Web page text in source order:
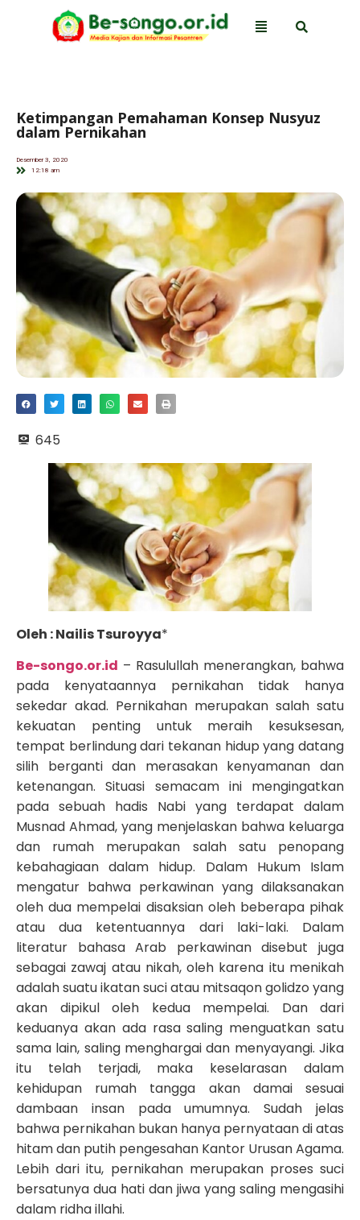
Ketimpangan Pemahaman Konsep Nusyuz
dalam Pernikahan
Desember 3, 2020
12:18 am
645
Oleh : Nailis Tsuroyya*
Be-songo.or.id – Rasulullah menerangkan, bahwa
pada kenyataannya pernikahan tidak hanya
sekedar akad. Pernikahan merupakan salah satu
kekuatan penting untuk meraih kesuksesan,
tempat berlindung dari tekanan hidup yang datang
silih berganti dan merasakan kenyamanan dan
ketenangan. Situasi semacam ini mengingatkan
pada sebuah hadis Nabi yang terdapat dalam
Musnad Ahmad, yang menjelaskan bahwa keluarga
dan rumah merupakan salah satu penopang
kebahagiaan dalam hidup. Dalam Hukum Islam
mengatur bahwa perkawinan yang dilaksanakan
oleh dua mempelai disaksian oleh beberapa pihak
atau dua ketentuannya dari laki-laki. Dalam
literatur bahasa Arab perkawinan disebut juga
sebagai zawaj atau nikah, oleh karena itu menikah
adalah suatu ikatan suci atau mitsaqon golidzo yang
akan dipikul oleh kedua mempelai. Dan dari
keduanya akan ada rasa saling menguatkan satu
sama lain, saling menghargai dan menyayangi. Jika
itu telah terjadi, maka keselarasan dalam
kehidupan rumah tangga akan damai sesuai
dambaan insan pada umumnya. Sudah jelas
bahwa pernikahan bukan hanya pernyataan di atas
hitam dan putih pengesahan Kantor Urusan Agama.
Lebih dari itu, pernikahan merupakan proses suci
bersatunya dua hati dan jiwa yang saling mengasihi
dalam ridha illahi.